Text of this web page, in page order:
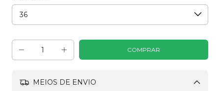
MEIOS DE ENVIO